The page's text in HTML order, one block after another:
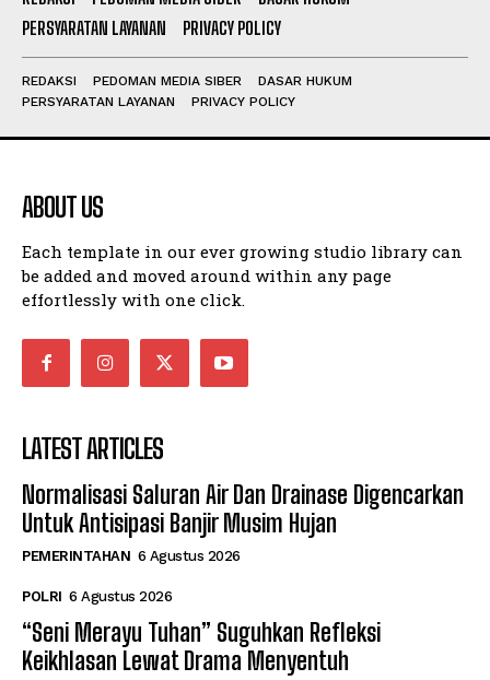
PERSYARATAN LAYANAN
PRIVACY POLICY
REDAKSI PEDOMAN MEDIA SIBER
DASAR HUKUM
PERSYARATAN LAYANAN
PRIVACY POLICY
ABOUT US
Each template in our ever growing studio library can
be added and moved around within any page
effortlessly with one click.
LATEST ARTICLES
Normalisasi Saluran Air Dan Drainase Digencarkan
Untuk Antisipasi Banjir Musim Hujan
PEMERINTAHAN 6 Agustus 2026
POLRI 6 Agustus 2026
“Seni Merayu Tuhan” Suguhkan Refleksi
Keikhlasan Lewat Drama Menyentuh